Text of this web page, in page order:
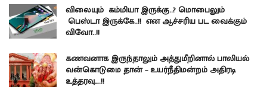
விலையும் கம்மியா இருக்கு..? மொபைலும்
பெஸ்டா இருக்கே..!! என ஆச்சரிய பட வைக்கும்
விவோ..!!
கணவனாக இருந்தாலும் அத்துமீறினால் பாலியல்
வன்கொடுமை தான் – உயர்நீதிமன்றம் அதிரடி
உத்தரவு….!!